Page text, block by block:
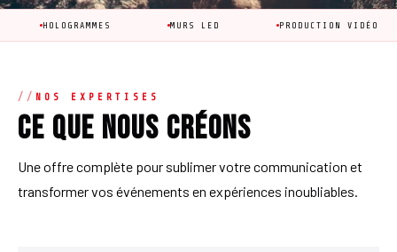
MURS LED PRODUCTION VIDÉO
NOS EXPERTISES
Ce que nous créons
Une offre complète pour sublimer votre communication et
transformer vos événements en expériences inoubliables.